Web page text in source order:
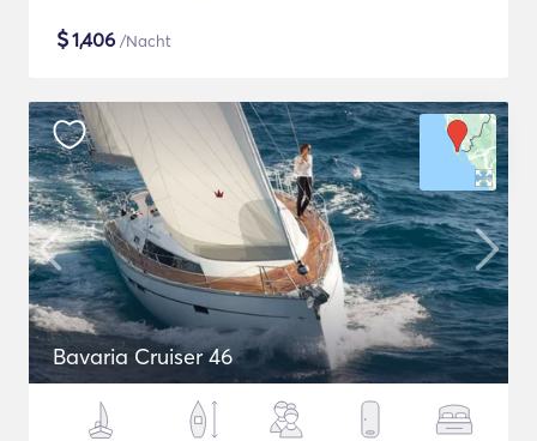
$1,406 /Nacht
Bavaria Cruiser 46